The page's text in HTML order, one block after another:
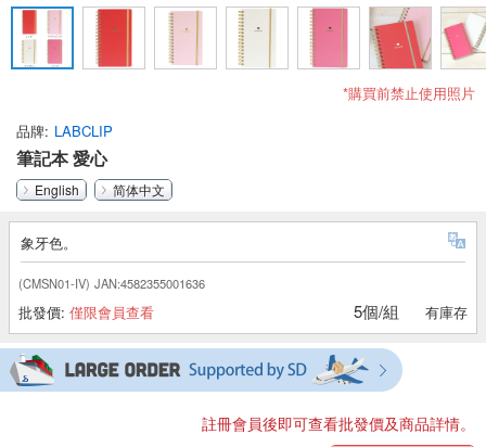
*購買前禁止使用照片
品牌 LABCLIP
筆記本 愛心
English 简体中文
象牙色。
(CMSN01-IV) JAN:4582355001636
批發價: 僅限會員查看 5個/組 有庫存
註冊會員後即可查看批發價及商品詳情。